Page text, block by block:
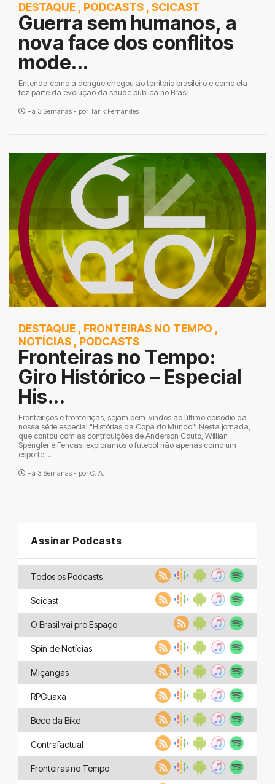
DESTAQUE , PODCASTS , SCICAST
Guerra sem humanos, a
nova face dos conflitos
mode...
Entenda como a dengue chegou ao território brasileiro e como ela
fez parte da evolução da saúde pública no Brasil.
Há 3 Semanas - por Tarik Fernandes
DESTAQUE , FRONTEIRAS NO TEMPO ,
NOTÍCIAS , PODCASTS
Fronteiras no Tempo:
Giro Histórico – Especial
His...
Fronteiriços e fronteiriças, sejam bem-vindos ao último episódio da
nossa série especial "Histórias da Copa do Mundo"! Nesta jornada,
que contou com as contribuições de Anderson Couto, Willian
Spengler e Fencas, exploramos o futebol não apenas como um
esporte,...
Há 3 Semanas - por C. A.
Assinar Podcasts
Todos os Podcasts
Scicast
O Brasil vai pro Espaço
Spin de Notícias
Miçangas
RPGuaxa
Beco da Bike
Contrafactual
Fronteiras no Tempo